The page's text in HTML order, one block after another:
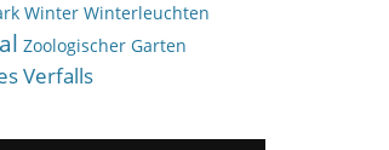
Winter Winterleuchten
Zoologischer Garten
Verfalls